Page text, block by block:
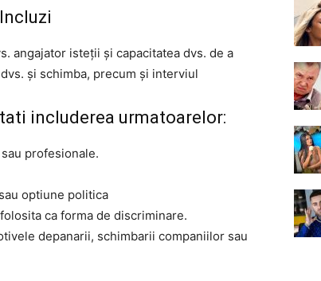
angajator isteții și capacitatea dvs. de a
și schimba, precum și interviul
includerea urmatoarelor:
profesionale.
optiune politica
ca forma de discriminare.
depanarii, schimbarii companiilor sau